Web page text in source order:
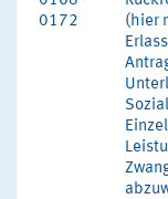
0172
(hier